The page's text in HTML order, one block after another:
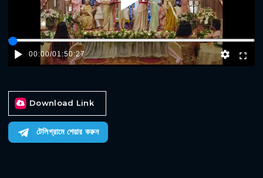
Play
00:00/01:50:27
Download Link
টেলিগ্রামে শেয়ার করুন